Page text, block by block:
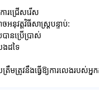
ារជ្រើសរើស
អនុវត្តវិធីសាស្ត្របន្ទាប់:
ានប្រើប្រាស់
ដទៃ
មត្រូវនឹងធ្វើឱ្យការលេងរបស់អ្ន